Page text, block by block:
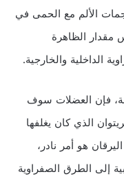
الألم مع الحمى في
مقدار الظاهرة
الداخلية والخارجية.
فإن العضلات سوف
الذي كان يغلفها
هو أمر نادر،
إلى الطرق الصفراوية